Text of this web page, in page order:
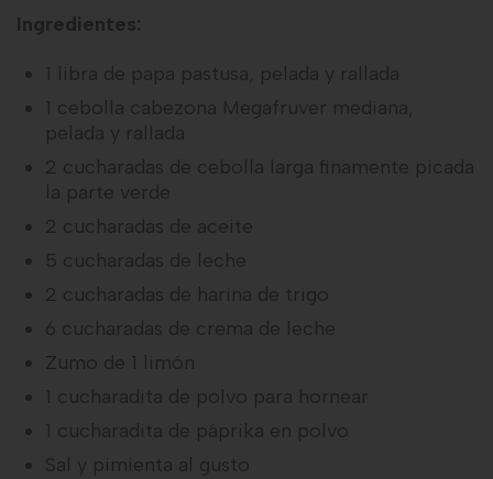
Ingredientes:
1 libra de papa pastusa, pelada y rallada
1 cebolla cabezona Megafruver mediana,
pelada y rallada
2 cucharadas de cebolla larga finamente picada
la parte verde
2 cucharadas de aceite
5 cucharadas de leche
2 cucharadas de harina de trigo
6 cucharadas de crema de leche
Zumo de 1 limón
1 cucharadita de polvo para hornear
1 cucharadita de páprika en polvo
Sal y pimienta al gusto